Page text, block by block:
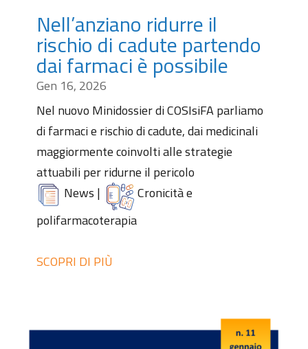
Nell’anziano ridurre il
rischio di cadute partendo
dai farmaci è possibile
Gen 16, 2026
Nel nuovo Minidossier di COSIsiFA parliamo
di farmaci e rischio di cadute, dai medicinali
maggiormente coinvolti alle strategie
attuabili per ridurne il pericolo
News |
Cronicità e
polifarmacoterapia
SCOPRI DI PIÙ